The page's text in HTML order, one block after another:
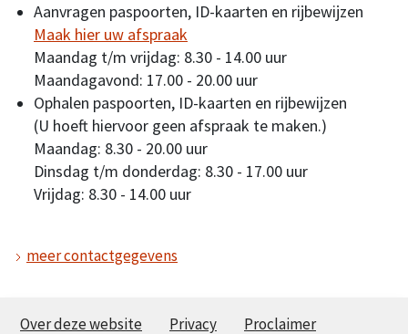
Aanvragen paspoorten, ID-kaarten en rijbewijzen
Maak hier uw afspraak
Maandag t/m vrijdag: 8.30 - 14.00 uur
Maandagavond: 17.00 - 20.00 uur
Ophalen paspoorten, ID-kaarten en rijbewijzen
(U hoeft hiervoor geen afspraak te maken.)
Maandag: 8.30 - 20.00 uur
Dinsdag t/m donderdag: 8.30 - 17.00 uur
Vrijdag: 8.30 - 14.00 uur
meer contactgegevens
Over deze website Privacy Proclaimer